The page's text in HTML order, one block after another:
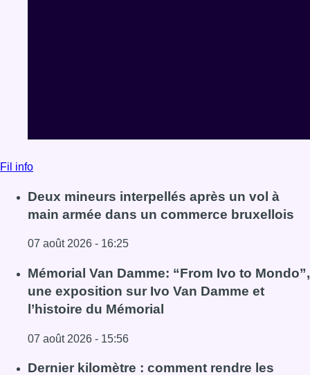
Fil info
Deux mineurs interpellés après un vol à